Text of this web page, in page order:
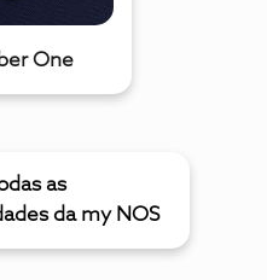
One
as
da my NOS